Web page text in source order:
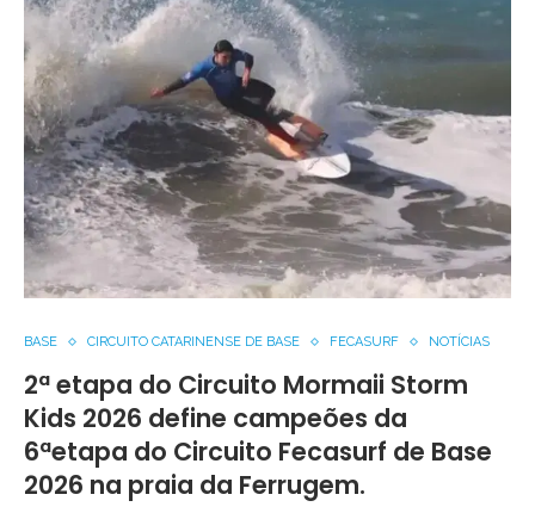
BASE CIRCUITO CATARINENSE DE BASE FECASURF NOTÍCIAS
2ª etapa do Circuito Mormaii Storm
Kids 2026 define campeões da
6ªetapa do Circuito Fecasurf de Base
2026 na praia da Ferrugem.